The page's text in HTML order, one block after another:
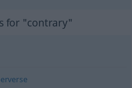
for "contrary"